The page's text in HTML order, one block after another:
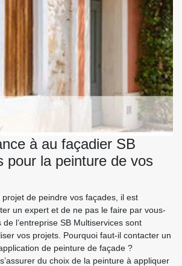
à au façadier SB
pour la peinture de vos
de peindre vos façades, il est
un expert et de ne pas le faire par vous-
l’entreprise SB Multiservices sont
vos projets. Pourquoi faut-il contacter un
de peinture de façade ?
du choix de la peinture à appliquer